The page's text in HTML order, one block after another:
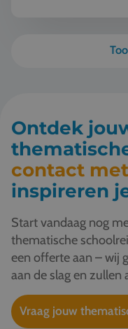
Ontdek
contact
inspireren
Start vandaag nog
thematische
een offerte aan – wij
aan de slag en zullen
Vraag jouw